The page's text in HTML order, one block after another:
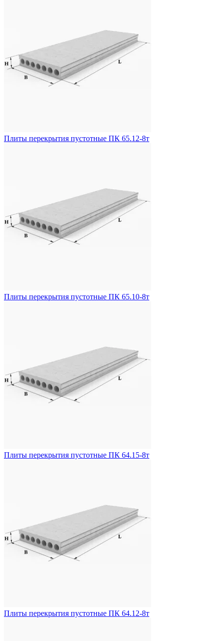
Плиты перекрытия пустотные ПК 65.12-8т
Плиты перекрытия пустотные ПК 65.10-8т
Плиты перекрытия пустотные ПК 64.15-8т
Плиты перекрытия пустотные ПК 64.12-8т